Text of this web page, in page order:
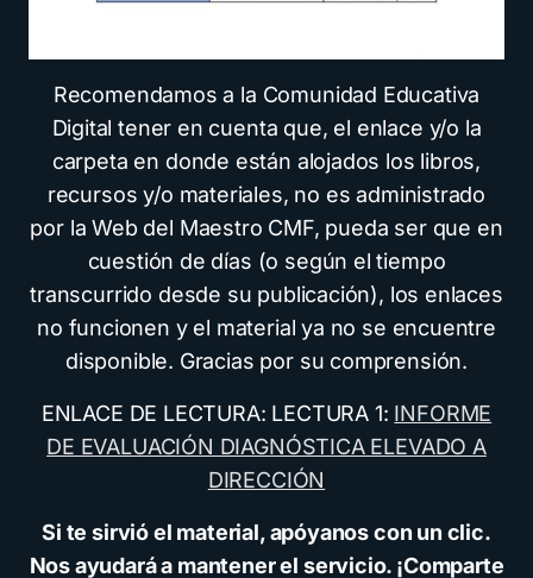
Recomendamos a la Comunidad Educativa
Digital tener en cuenta que, el enlace y/o la
carpeta en donde están alojados los libros,
recursos y/o materiales, no es administrado
por la Web del Maestro CMF, pueda ser que en
cuestión de días (o según el tiempo
transcurrido desde su publicación), los enlaces
no funcionen y el material ya no se encuentre
disponible. Gracias por su comprensión.
ENLACE DE LECTURA: LECTURA 1: INFORME
DE EVALUACIÓN DIAGNÓSTICA ELEVADO A
DIRECCIÓN
Si te sirvió el material, apóyanos con un clic.
Nos ayudará a mantener el servicio. ¡Comparte